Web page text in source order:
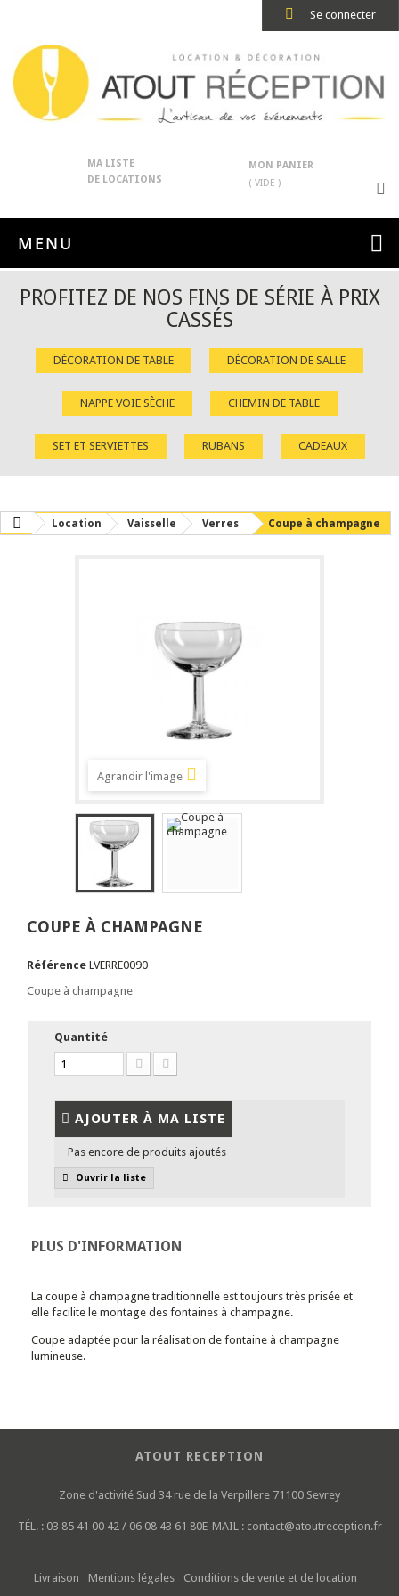
Se connecter
MA LISTE
DE LOCATIONS
MON PANIER
( VIDE )
MENU
PROFITEZ DE NOS FINS DE SÉRIE À PRIX
CASSÉS
DÉCORATION DE TABLE DÉCORATION DE SALLE
NAPPE VOIE SÈCHE CHEMIN DE TABLE
SET ET SERVIETTES RUBANS CADEAUX
Location Vaisselle Verres Coupe à champagne
Agrandir l'image
COUPE À CHAMPAGNE
Référence LVERRE0090
Coupe à champagne
Quantité
AJOUTER À MA LISTE
Pas encore de produits ajoutés
Ouvrir la liste
PLUS D'INFORMATION
La coupe à champagne traditionnelle est toujours très prisée et
elle facilite le montage des fontaines à champagne.
Coupe adaptée pour la réalisation de fontaine à champagne
lumineuse.
ATOUT RECEPTION
Zone d'activité Sud 34 rue de la Verpillere 71100 Sevrey
TÉL. : 03 85 41 00 42 / 06 08 43 61 80E-MAIL : contact@atoutreception.fr
Livraison Mentions légales
Conditions de vente et de location